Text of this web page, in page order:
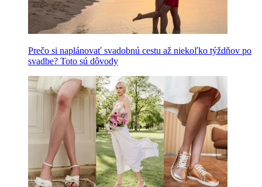
Prečo si naplánovať svadobnú cestu až niekoľko týždňov po
svadbe? Toto sú dôvody